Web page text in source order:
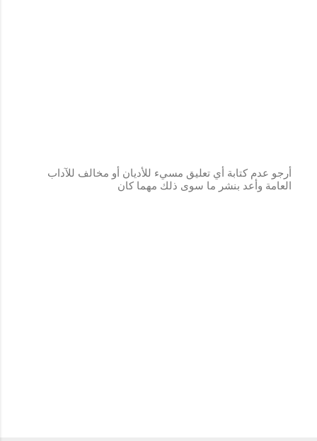
إ
أرجو عدم كتابة أي تعليق مسيء للأديان أو مخالف للآداب
العامة وأعد بنشر ما سوى ذلك مهما كان